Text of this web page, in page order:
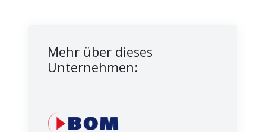
Mehr über dieses
Unternehmen: